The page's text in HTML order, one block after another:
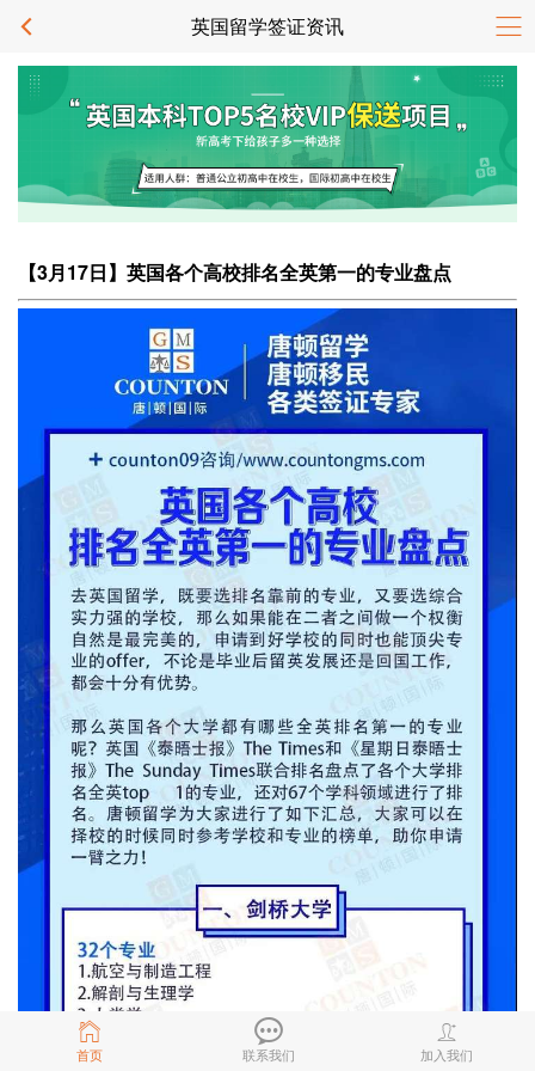
英国留学签证资讯
首页 联系我们 加入我们
【3月17日】英国各个高校排名全英第一的专业盘点